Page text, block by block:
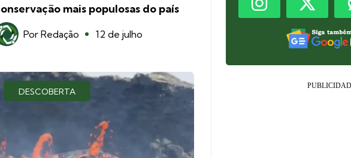
mais populosas do país
PorRedação 12 de julho
DESCOBERTA